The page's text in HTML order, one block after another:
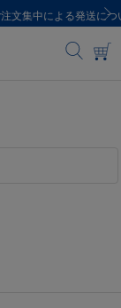
お知らせ